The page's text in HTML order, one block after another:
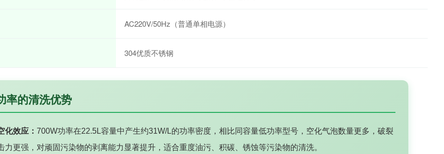
AC220V/50Hz（普通单相电源）
304优质不锈钢
率的清洗优势
化效应： 700W功率在22.5L容量中产生约31W/L的功率密度，相比同容量低功率型号，空化气泡数量更多，破裂
力更强，对顽固污染物的剥离能力显著提升，适合重度油污、积碳、锈蚀等污染物的清洗。